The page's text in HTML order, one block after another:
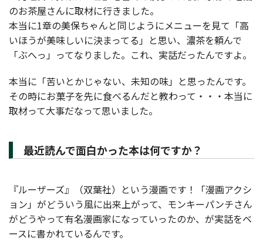
のお茶屋さんに取材に行きました。
本当に1章の美保ちゃんと同じようにメニューを見て「高
いほうが美味しいに決まってる」と思い、濃茶を頼んで
「ぶへっ」ってなりました。これ、実話だったんですよ。
本当に「苦いとかじゃない、未知の味」と思ったんです。
その時にお菓子を先に食べるんだと教わって・・・本当に
取材って大事だなって思いました。
最近読んで面白かった本は何ですか？
『ルーザーズ』（双葉社）という漫画です！「漫画アクシ
ョン」がどういう風に出来上がって、モンキーパンチさん
がどうやって有名漫画家になっていったのか、が実話をベ
ースに書かれているんです。